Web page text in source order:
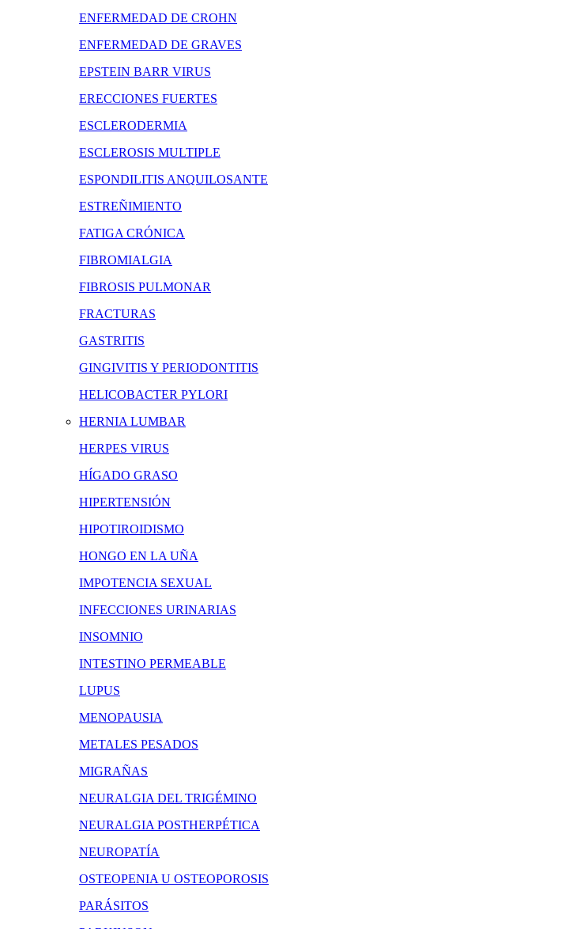
ENFERMEDAD DE CROHN
ENFERMEDAD DE GRAVES
EPSTEIN BARR VIRUS
ERECCIONES FUERTES
ESCLERODERMIA
ESCLEROSIS MULTIPLE
ESPONDILITIS ANQUILOSANTE
ESTREÑIMIENTO
FATIGA CRÓNICA
FIBROMIALGIA
FIBROSIS PULMONAR
FRACTURAS
GASTRITIS
GINGIVITIS Y PERIODONTITIS
HELICOBACTER PYLORI
HERNIA LUMBAR
HERPES VIRUS
HÍGADO GRASO
HIPERTENSIÓN
HIPOTIROIDISMO
HONGO EN LA UÑA
IMPOTENCIA SEXUAL
INFECCIONES URINARIAS
INSOMNIO
INTESTINO PERMEABLE
LUPUS
MENOPAUSIA
METALES PESADOS
MIGRAÑAS
NEURALGIA DEL TRIGÉMINO
NEURALGIA POSTHERPÉTICA
NEUROPATÍA
OSTEOPENIA U OSTEOPOROSIS
PARÁSITOS